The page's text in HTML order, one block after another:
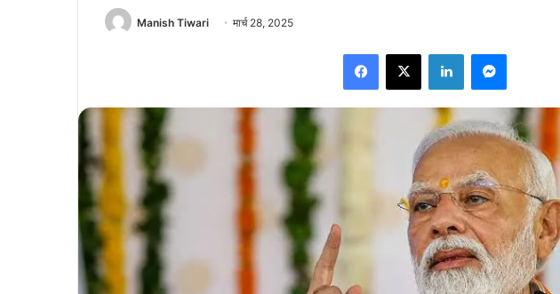
Manish Tiwari मार्च 28, 2025
Facebook
X LinkedIn